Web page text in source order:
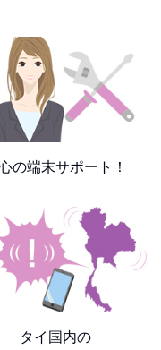
の端末サポート！
タイ国内の